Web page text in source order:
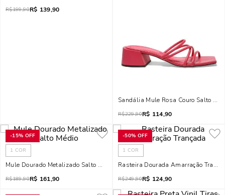
R$199,90R$ 139,90
Sandália Mule Rosa Couro Salto
R$229,90R$ 114,90
-15% OFF
1 COR
Mule Dourado Metalizado Salto Médio
R$189,90R$ 161,90
-50% OFF
1 COR
Rasteira Dourada Amarração
R$249,90R$ 124,90